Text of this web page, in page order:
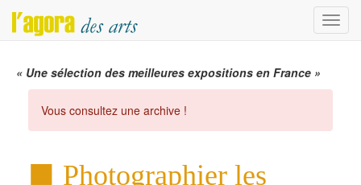
Menu
« Une sélection des meilleures expositions en France »
Vous consultez une archive !
Photographier les